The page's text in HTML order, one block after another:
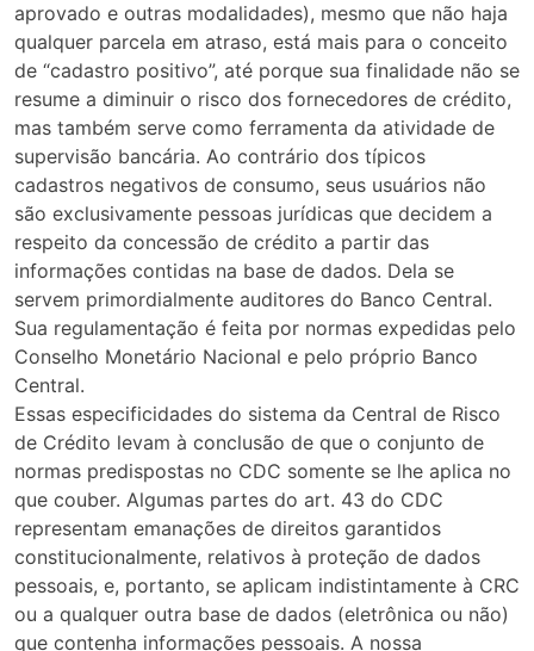
aprovado e outras modalidades), mesmo que não haja
qualquer parcela em atraso, está mais para o conceito
de “cadastro positivo”, até porque sua finalidade não se
resume a diminuir o risco dos fornecedores de crédito,
mas também serve como ferramenta da atividade de
supervisão bancária. Ao contrário dos típicos
cadastros negativos de consumo, seus usuários não
são exclusivamente pessoas jurídicas que decidem a
respeito da concessão de crédito a partir das
informações contidas na base de dados. Dela se
servem primordialmente auditores do Banco Central.
Sua regulamentação é feita por normas expedidas pelo
Conselho Monetário Nacional e pelo próprio Banco
Central.
Essas especificidades do sistema da Central de Risco
de Crédito levam à conclusão de que o conjunto de
normas predispostas no CDC somente se lhe aplica no
que couber. Algumas partes do art. 43 do CDC
representam emanações de direitos garantidos
constitucionalmente, relativos à proteção de dados
pessoais, e, portanto, se aplicam indistintamente à CRC
ou a qualquer outra base de dados (eletrônica ou não)
que contenha informações pessoais. A nossa